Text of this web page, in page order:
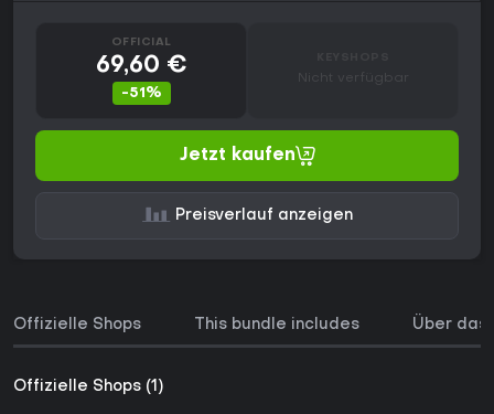
OFFICIAL
69,60 €
-51%
Nicht verfügbar
Jetzt kaufen
Preisverlauf anzeigen
Offizielle Shops This bundle includes Über das
Offizielle Shops (1)